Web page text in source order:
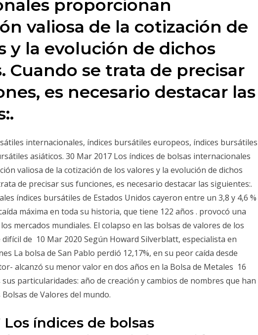
proporcionan
valiosa de la cotización de
y la evolución de dichos
Cuando se trata de precisar
es necesario destacar las
internacionales, índices bursátiles europeos, índices bursátiles
asiáticos. 30 Mar 2017 Los índices de bolsas internacionales
valiosa de la cotización de los valores y la evolución de dichos
de precisar sus funciones, es necesario destacar las siguientes:.
índices bursátiles de Estados Unidos cayeron entre un 3,8 y 4,6 %
máxima en toda su historia, que tiene 122 años . provocó una
mercados mundiales. El colapso en las bolsas de valores de los
de 10 Mar 2020 Según Howard Silverblatt, especialista en
La bolsa de San Pablo perdió 12,17%, en su peor caída desde
alcanzó su menor valor en dos años en la Bolsa de Metales 16
particularidades: año de creación y cambios de nombres que han
de Valores del mundo.
Los índices de bolsas